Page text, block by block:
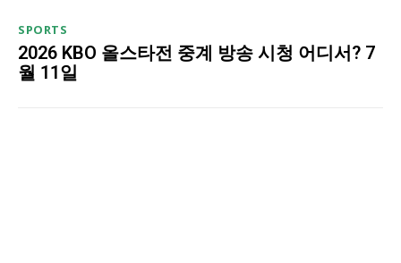
SPORTS
2026 KBO 올스타전 중계 방송 시청 어디서? 7
월 11일